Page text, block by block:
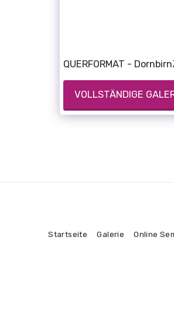
QUERFORMAT - Dornbirn
VOLLSTÄNDIGE
Startseite Galerie Online